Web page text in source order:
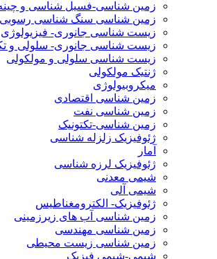
زمین شناسی-فسیل شناسی و
زمین شناسی سنگ شناسی رسوبی
زیست شناسی جانوری- فیزیولوژی
زیست شناسی جانوری- سلولی و
زیست شناسی سلولی و مولکولی
ژنتیک مولکولی
میکروبیولوژی
زمین شناسی اقتصادی
زمین شناسی نفت
زمین شناسی-تکتونیک
ژئوفیزیک زلزله شناسی
آمار
ژئوفیزیک لرزه شناسی
شیمی معدنی
شیمی آلی
ژئوفیزیک- الکترومغناطیس
زمین شناسی آب های زیرزمینی
زمین شناسی مهندسی
زمین شناسی زیست محیطی
شیمی-شیمی فیزیک